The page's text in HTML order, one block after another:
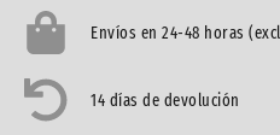
Envíos en 24-48 horas
14 días de devolución